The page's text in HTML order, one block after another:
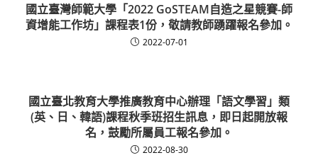
國立臺灣師範大學「2022 GoSTEAM自造之星競賽-師
資增能工作坊」課程表1份，敬請教師踴躍報名參加。
2022-07-01
國立臺北教育大學推廣教育中心辦理「語文學習」類
(英、日、韓語)課程秋季班招生訊息，即日起開放報
名，鼓勵所屬員工報名參加。
2022-08-30